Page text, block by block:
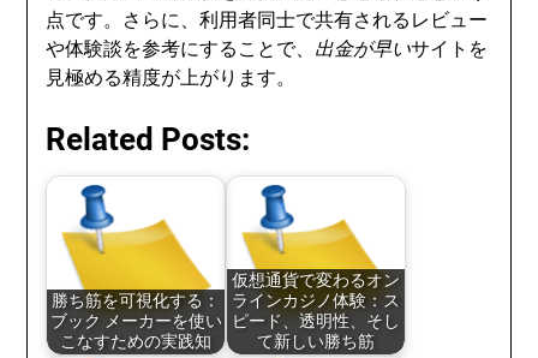
点です。さらに、利用者同士で共有されるレビュー
や体験談を参考にすることで、 出金が早いサイトを
見極める精度が上がります。
Related Posts:
勝ち筋を可視化する：
ブック メーカーを使い
こなすための実践知
仮想通貨で変わるオン
ラインカジノ体験：ス
ピード、透明性、そし
て新しい勝ち筋